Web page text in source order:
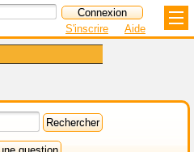
S'inscrire Aide